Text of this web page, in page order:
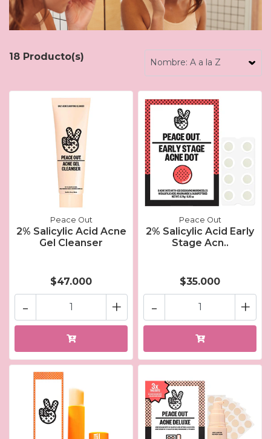
18 Producto(s)
Peace Out
2% Salicylic Acid Acne
Gel Cleanser
$47.000
+
-
Peace Out
2% Salicylic Acid Early
Stage Acn..
$35.000
+
-